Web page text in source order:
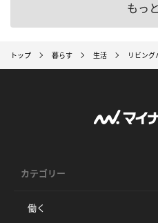
もっ
トップ 暮らす 生活 リビン
カテゴリー
働く